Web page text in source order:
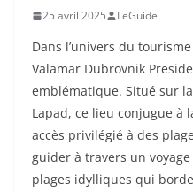
25 avril 2025 LeGuide
Dans l’univers du
Valamar Dubrovnik
emblématique. Situé sur
Lapad, ce lieu conjugue à
accès privilégié à des
guider à travers un
plages idylliques qui